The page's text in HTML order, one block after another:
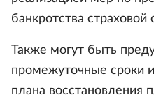
банкротства страховой
Также могут быть
промежуточные сроки
плана восстановления